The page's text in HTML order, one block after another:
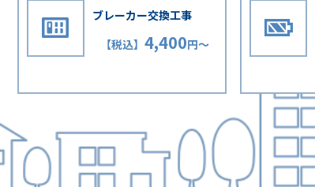
ブレーカー交換工事
【税込】4,400円〜